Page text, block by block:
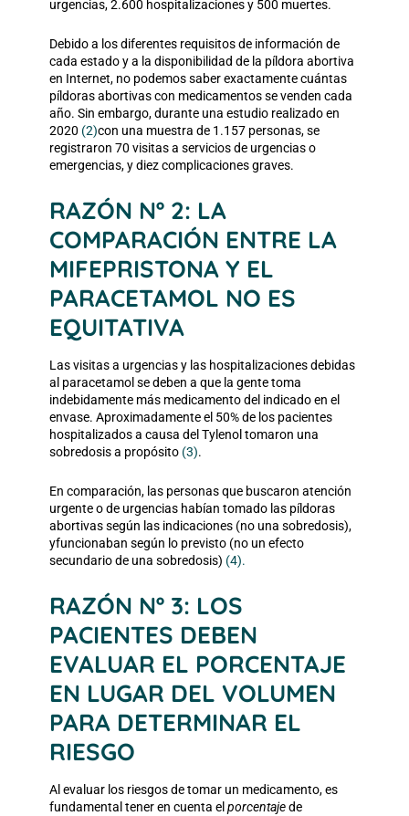
urgencias, 2.600 hospitalizaciones y 500 muertes.
Debido a los diferentes requisitos de información de
cada estado y a la disponibilidad de la píldora abortiva
en Internet, no podemos saber exactamente cuántas
píldoras abortivas con medicamentos se venden cada
año. Sin embargo, durante una estudio realizado en
2020 (2)con una muestra de 1.157 personas, se
registraron 70 visitas a servicios de urgencias o
emergencias, y diez complicaciones graves.
RAZÓN Nº 2: LA
COMPARACIÓN ENTRE LA
MIFEPRISTONA Y EL
PARACETAMOL NO ES
EQUITATIVA
Las visitas a urgencias y las hospitalizaciones debidas
al paracetamol se deben a que la gente toma
indebidamente más medicamento del indicado en el
envase. Aproximadamente el 50% de los pacientes
hospitalizados a causa del Tylenol tomaron una
sobredosis a propósito (3).
En comparación, las personas que buscaron atención
urgente o de urgencias habían tomado las píldoras
abortivas según las indicaciones (no una sobredosis),
yfuncionaban según lo previsto (no un efecto
secundario de una sobredosis) (4).
RAZÓN Nº 3: LOS
PACIENTES DEBEN
EVALUAR EL PORCENTAJE
EN LUGAR DEL VOLUMEN
PARA DETERMINAR EL
RIESGO
Al evaluar los riesgos de tomar un medicamento, es
fundamental tener en cuenta el porcentajede